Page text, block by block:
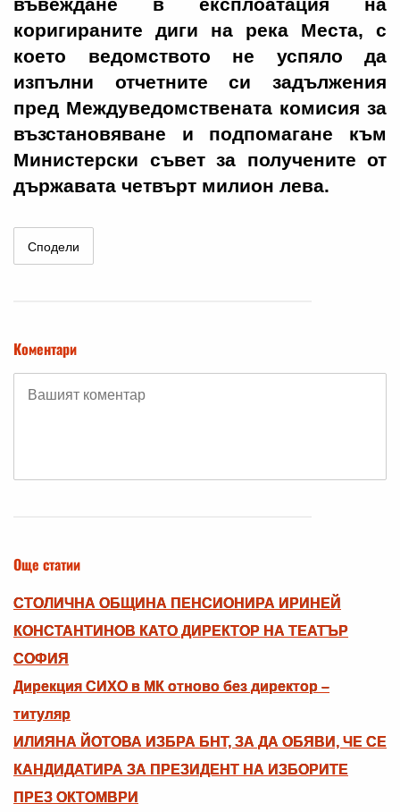
коригираните диги на река Места, с
което ведомството не успяло да
изпълни отчетните си задължения
пред Междуведомствената комисия за
възстановяване и подпомагане към
Министерски съвет за получените от
държавата четвърт милион лева.
Сподели
Коментари
Още статии
СТОЛИЧНА ОБЩИНА ПЕНСИОНИРА ИРИНЕЙ
КОНСТАНТИНОВ КАТО ДИРЕКТОР НА ТЕАТЪР
СОФИЯ
Дирекция СИХО в МК отново без директор –
титуляр
ИЛИЯНА ЙОТОВА ИЗБРА БНТ, ЗА ДА ОБЯВИ, ЧЕ СЕ
КАНДИДАТИРА ЗА ПРЕЗИДЕНТ НА ИЗБОРИТЕ
ПРЕЗ ОКТОМВРИ